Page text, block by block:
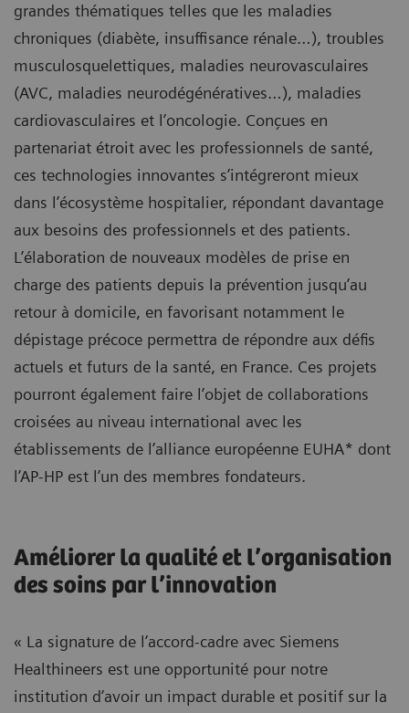
grandes thématiques telles que les maladies
chroniques (diabète, insuffisance rénale…), troubles
musculosquelettiques, maladies neurovasculaires
(AVC, maladies neurodégénératives…), maladies
cardiovasculaires et l’oncologie. Conçues en
partenariat étroit avec les professionnels de santé,
ces technologies innovantes s’intégreront mieux
dans l’écosystème hospitalier, répondant davantage
aux besoins des professionnels et des patients.
L’élaboration de nouveaux modèles de prise en
charge des patients depuis la prévention jusqu’au
retour à domicile, en favorisant notamment le
dépistage précoce permettra de répondre aux défis
actuels et futurs de la santé, en France. Ces projets
pourront également faire l’objet de collaborations
croisées au niveau international avec les
établissements de l’alliance européenne EUHA* dont
l’AP-HP est l’un des membres fondateurs.
Améliorer la qualité et l’organisation
des soins par l’innovation
« La signature de l’accord-cadre avec Siemens
Healthineers est une opportunité pour notre
institution d’avoir un impact durable et positif sur la